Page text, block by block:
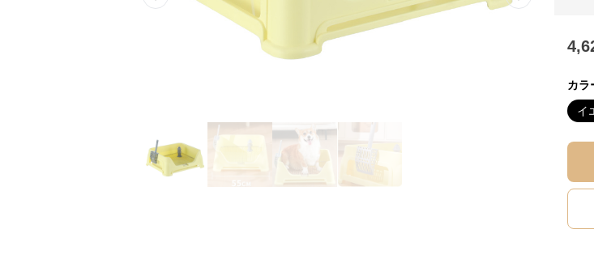
Previous slide Next slide
カラ
イ